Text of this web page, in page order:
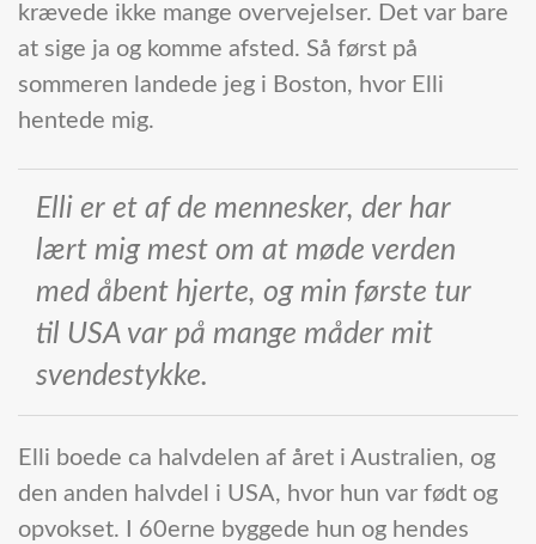
krævede ikke mange overvejelser. Det var bare
at sige ja og komme afsted. Så først på
sommeren landede jeg i Boston, hvor Elli
hentede mig.
Elli er et af de mennesker, der har
lært mig mest om at møde verden
med åbent hjerte, og min første tur
til USA var på mange måder mit
svendestykke.
Elli boede ca halvdelen af året i Australien, og
den anden halvdel i USA, hvor hun var født og
opvokset. I 60erne byggede hun og hendes